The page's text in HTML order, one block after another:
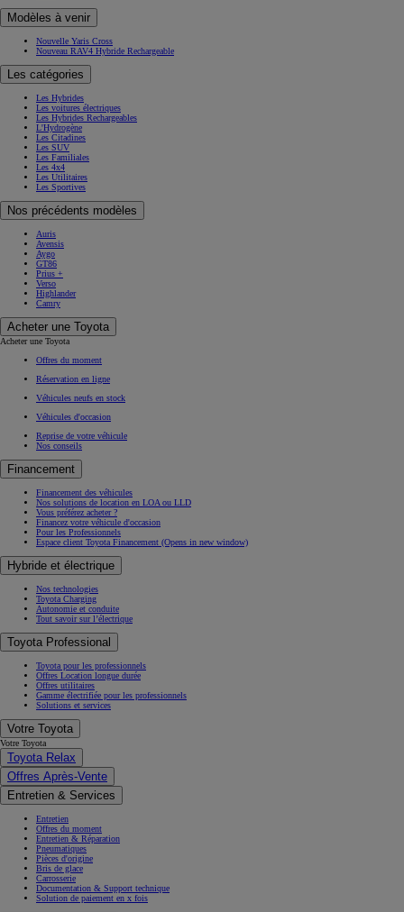
Modèles à venir
Nouvelle Yaris Cross
Nouveau RAV4 Hybride Rechargeable
Les catégories
Les Hybrides
Les voitures électriques
Les Hybrides Rechargeables
L'Hydrogène
Les Citadines
Les SUV
Les Familiales
Les 4x4
Les Utilitaires
Les Sportives
Nos précédents modèles
Auris
Avensis
Aygo
GT86
Prius +
Verso
Highlander
Camry
Acheter une Toyota
Acheter une Toyota
Offres du moment
Réservation en ligne
Véhicules neufs en stock
Véhicules d'occasion
Reprise de votre véhicule
Nos conseils
Financement
Financement des véhicules
Nos solutions de location en LOA ou LLD
Vous préférez acheter ?
Financez votre véhicule d'occasion
Pour les Professionnels
Espace client Toyota Financement (Opens in new window)
Hybride et électrique
Nos technologies
Toyota Charging
Autonomie et conduite
Tout savoir sur l’électrique
Toyota Professional
Toyota pour les professionnels
Offres Location longue durée
Offres utilitaires
Gamme électrifiée pour les professionnels
Solutions et services
Votre Toyota
Votre Toyota
Toyota Relax
Offres Après-Vente
Entretien & Services
Entretien
Offres du moment
Entretien & Réparation
Pneumatiques
Pièces d'origine
Bris de glace
Carrosserie
Documentation & Support technique
Solution de paiement en x fois